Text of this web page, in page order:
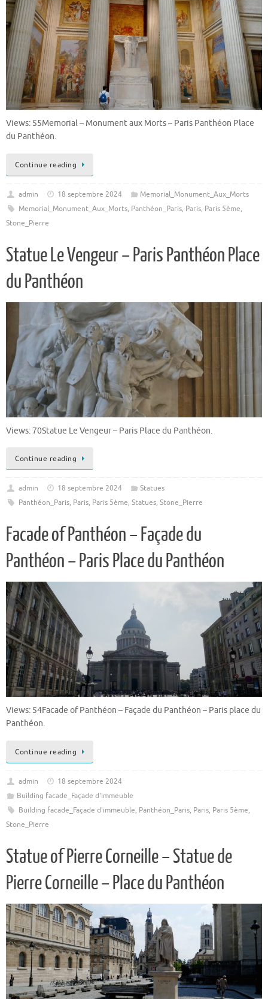
Views: 55Memorial – Monument aux Morts – Paris Panthéon Place
du Panthéon.
Continue reading
admin 18 septembre 2024
Memorial_Monument_Aux_Morts
Memorial_Monument_Aux_Morts, Panthéon_Paris, Paris, Paris 5ème,
Stone_Pierre
Statue Le Vengeur – Paris Panthéon Place
du Panthéon
Views: 70Statue Le Vengeur – Paris Place du Panthéon.
Continue reading
admin 18 septembre 2024
Statues
Panthéon_Paris, Paris, Paris 5ème, Statues, Stone_Pierre
Facade of Panthéon – Façade du
Panthéon – Paris Place du Panthéon
Views: 54Facade of Panthéon – Façade du Panthéon – Paris place du
Panthéon.
Continue reading
admin
18 septembre 2024
Building facade_Façade d'immeuble
Building facade_Façade d'immeuble, Panthéon_Paris, Paris, Paris 5ème,
Stone_Pierre
Statue of Pierre Corneille – Statue de
Pierre Corneille – Place du Panthéon